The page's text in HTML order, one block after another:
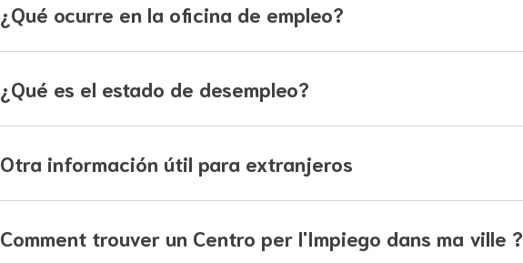
¿Qué ocurre en la oficina de empleo?
¿Qué es el estado de desempleo?
Otra información útil para extranjeros
Comment trouver un Centro per l'Impiego dans ma ville ?